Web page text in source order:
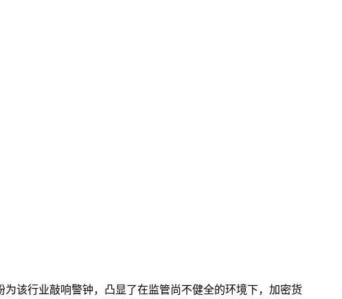
该行业敲响警钟，凸显了在监管尚不健全的环境下，加密货